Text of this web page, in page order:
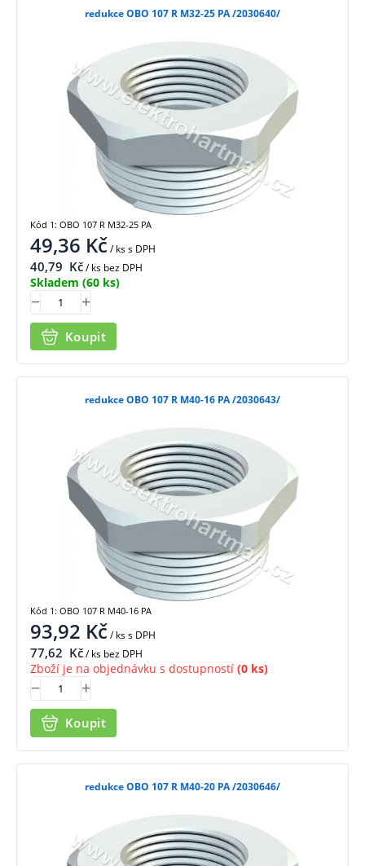
redukce OBO 107 R M32-25 PA /2030640/
49,36 Kč/ kss DPH
40,79 Kč/ ks bez DPH
Skladem (60 ks)
Koupit
Kód 1: OBO 107 R M32-25 PA
redukce OBO 107 R M40-16 PA /2030643/
93,92 Kč/ kss DPH
77,62 Kč/ ks bez DPH
Zboží je na objednávku s dostupností (0 ks)
Koupit
Kód 1: OBO 107 R M40-16 PA
redukce OBO 107 R M40-20 PA /2030646/